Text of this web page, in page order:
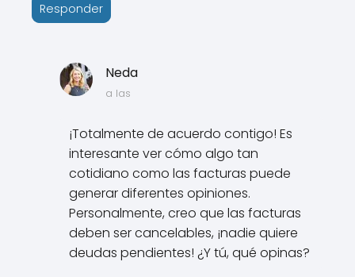
Responder
Neda
a las
¡Totalmente de acuerdo contigo! Es
interesante ver cómo algo tan
cotidiano como las facturas puede
generar diferentes opiniones.
Personalmente, creo que las facturas
deben ser cancelables, ¡nadie quiere
deudas pendientes! ¿Y tú, qué opinas?